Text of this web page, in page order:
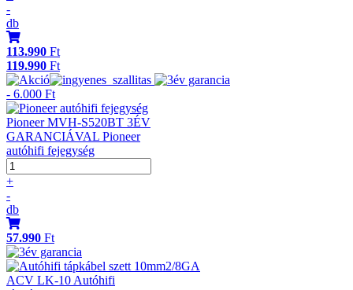
-
db
113.990 Ft
119.990 Ft
- 6.000 Ft
Pioneer MVH-S520BT 3ÉV
GARANCIÁVAL Pioneer
autóhifi fejegység
+
-
db
57.990 Ft
ACV LK-10 Autóhifi